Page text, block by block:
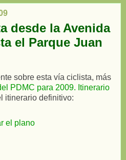
desde la Avenida
el Parque Juan
sobre esta vía ciclista, más
PDMC para 2009. Itinerario
itinerario definitivo: